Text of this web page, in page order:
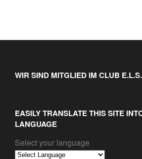
WIR SIND MITGLIED IM CLUB
EASILY TRANSLATE THIS SITE
LANGUAGE
Select your language